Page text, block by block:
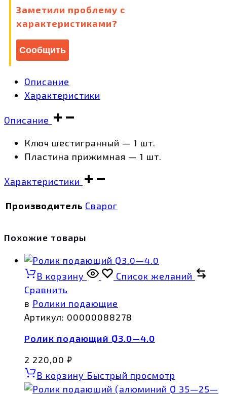
Заметили проблему с
характеристиками?
Сообщить
Описание
Характеристики
Описание
Ключ шестигранный — 1 шт.
Пластина прижимная — 1 шт.
Характеристики
Производитель Сварог
Похожие товары
В корзину
Список желаний
Сравнить
в Ролики подающие
Артикул: 00000088278
Ролик подающий Ø3.0—4.0
2 220,00 ₽
В корзину Быстрый просмотр